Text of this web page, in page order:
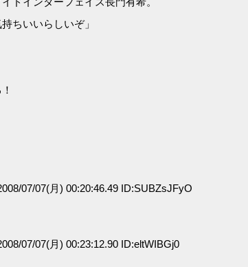
ちいいらしいぞ」
07/07(月) 00:20:46.49 ID:SUBZsJFyO
07/07(月) 00:23:12.90 ID:eltWIBGj0